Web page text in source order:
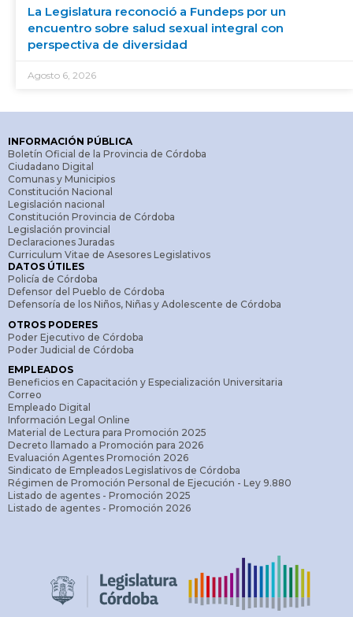
La Legislatura reconoció a Fundeps por un
encuentro sobre salud sexual integral con
perspectiva de diversidad
Agosto 6, 2026
INFORMACIÓN PÚBLICA
Boletín Oficial de la Provincia de Córdoba
Ciudadano Digital
Comunas y Municipios
Constitución Nacional
Legislación nacional
Constitución Provincia de Córdoba
Legislación provincial
Declaraciones Juradas
Curriculum Vitae de Asesores Legislativos
DATOS ÚTILES
Policía de Córdoba
Defensor del Pueblo de Córdoba
Defensoría de los Niños, Niñas y Adolescente de Córdoba
OTROS PODERES
Poder Ejecutivo de Córdoba
Poder Judicial de Córdoba
EMPLEADOS
Beneficios en Capacitación y Especialización Universitaria
Correo
Empleado Digital
Información Legal Online
Material de Lectura para Promoción 2025
Decreto llamado a Promoción para 2026
Evaluación Agentes Promoción 2026
Sindicato de Empleados Legislativos de Córdoba
Régimen de Promoción Personal de Ejecución - Ley 9.880
Listado de agentes - Promoción 2025
Listado de agentes - Promoción 2026